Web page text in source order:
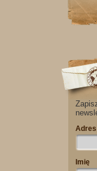
Adres
Imię